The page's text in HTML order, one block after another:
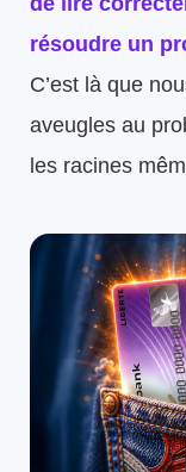
résoudre un
C’est là que
aveugles au
les racines